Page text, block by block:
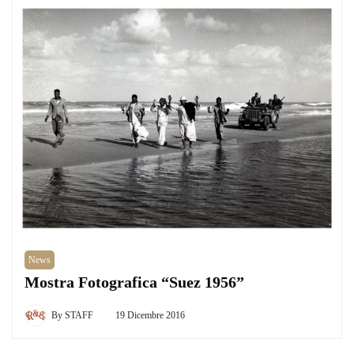
News
Mostra Fotografica “Suez 1956”
By STAFF 19 Dicembre 2016